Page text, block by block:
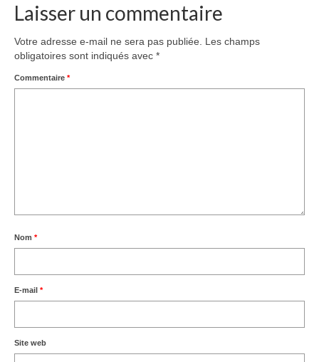
Laisser un commentaire
Votre adresse e-mail ne sera pas publiée.
Les champs
obligatoires sont indiqués avec *
Commentaire *
Nom *
E-mail *
Site web